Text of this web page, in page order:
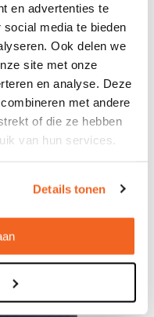
en advertenties te
media te bieden
Ook delen we
site met onze
en analyse. Deze
met andere
of die ze hebben
van hun services.
Details tonen